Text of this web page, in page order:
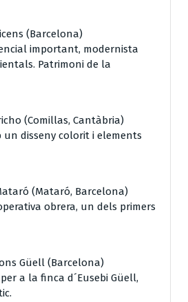
(Barcelona)
important, modernista
Patrimoni de la
(Comillas, Cantàbria)
un disseny colorit i elements
(Mataró, Barcelona)
obrera, un dels primers
Güell (Barcelona)
a la finca d´Eusebi Güell,